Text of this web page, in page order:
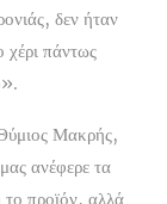
δεν ήταν
χέρι πάντως
Μακρής,
ανέφερε τα
το προϊόν, αλλά